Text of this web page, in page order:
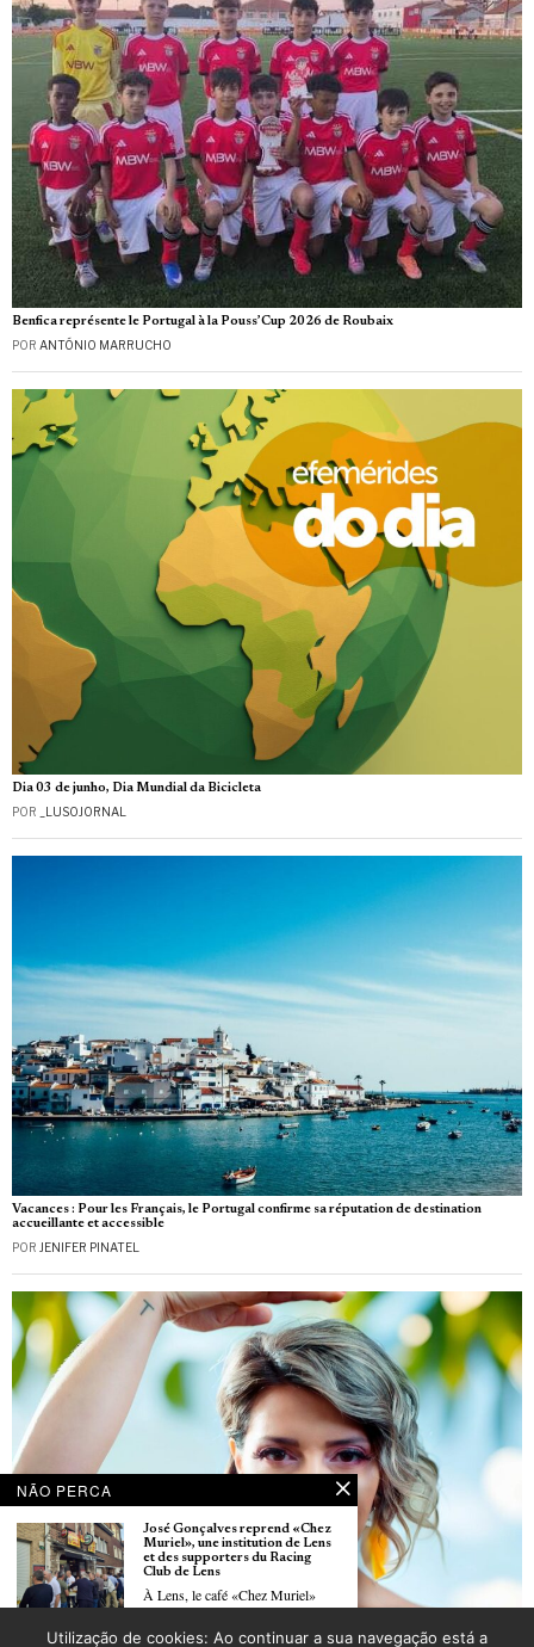
Benfica représente le Portugal à la Pouss’Cup 2026 de Roubaix
POR ANTÓNIO MARRUCHO
Dia 03 de junho, Dia Mundial da Bicicleta
POR _LUSOJORNAL
Vacances : Pour les Français, le Portugal confirme sa réputation de destination
accueillante et accessible
POR JENIFER PINATEL
NÃO PERCA
José Gonçalves reprend «Chez
Muriel», une institution de Lens
et des supporters du Racing
Club de Lens
À Lens, le café «Chez Muriel»
Utilização de cookies: Ao continuar a sua navegação está a